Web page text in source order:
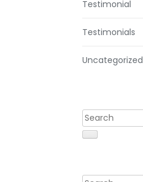
Testimonial
Testimonials
Uncategorized